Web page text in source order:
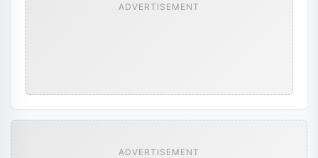
ADVERTISEMENT
ADVERTISEMENT